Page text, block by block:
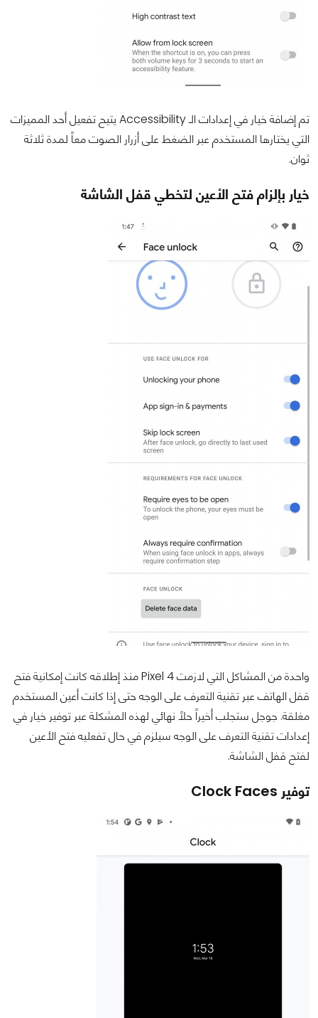
تم إضافة خيار في إعدادات الـ Accessibility يتيح تفعيل أحد المميزات
التي يختارها المستخدم عبر الضغط على أزرار الصوت معاً لمدة ثلاثة
ثوان.
خيار بإلزام فتح الأعين لتخطي قفل الشاشة
واحدة من المشاكل التي لازمت Pixel 4 منذ إطلاقه كانت إمكانية فتح
قفل الهاتف عبر تقنية التعرف على الوجه حتى إذا كانت أعين المستخدم
مغلقة. جوجل ستجلب أخيراً حلاً نهائي لهذه المشكلة عبر توفير خيار في
إعدادات تقنية التعرف على الوجه سيلزم في حال تفعليه فتح الأعين
لفتح قفل الشاشة.
توفير Clock Faces